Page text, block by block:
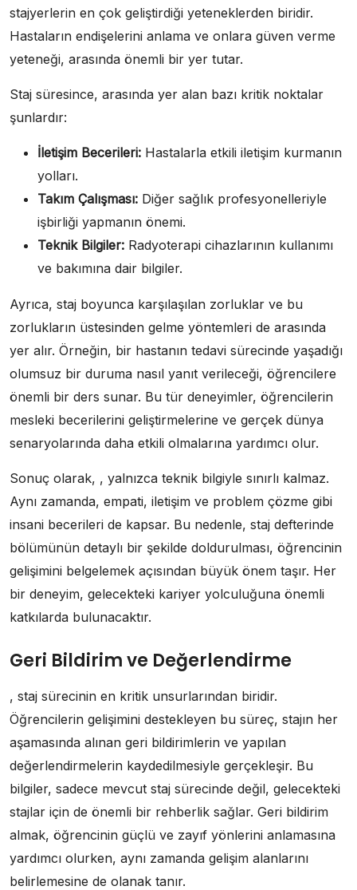
stajyerlerin en çok geliştirdiği yeteneklerden biridir.
Hastaların endişelerini anlama ve onlara güven verme
yeteneği, arasında önemli bir yer tutar.
Staj süresince, arasında yer alan bazı kritik noktalar
şunlardır:
İletişim Becerileri: Hastalarla etkili iletişim kurmanın
yolları.
Takım Çalışması: Diğer sağlık profesyonelleriyle
işbirliği yapmanın önemi.
Teknik Bilgiler: Radyoterapi cihazlarının kullanımı
ve bakımına dair bilgiler.
Ayrıca, staj boyunca karşılaşılan zorluklar ve bu
zorlukların üstesinden gelme yöntemleri de arasında
yer alır. Örneğin, bir hastanın tedavi sürecinde yaşadığı
olumsuz bir duruma nasıl yanıt verileceği, öğrencilere
önemli bir ders sunar. Bu tür deneyimler, öğrencilerin
mesleki becerilerini geliştirmelerine ve gerçek dünya
senaryolarında daha etkili olmalarına yardımcı olur.
Sonuç olarak, , yalnızca teknik bilgiyle sınırlı kalmaz.
Aynı zamanda, empati, iletişim ve problem çözme gibi
insani becerileri de kapsar. Bu nedenle, staj defterinde
bölümünün detaylı bir şekilde doldurulması, öğrencinin
gelişimini belgelemek açısından büyük önem taşır. Her
bir deneyim, gelecekteki kariyer yolculuğuna önemli
katkılarda bulunacaktır.
Geri Bildirim ve Değerlendirme
, staj sürecinin en kritik unsurlarından biridir.
Öğrencilerin gelişimini destekleyen bu süreç, stajın her
aşamasında alınan geri bildirimlerin ve yapılan
değerlendirmelerin kaydedilmesiyle gerçekleşir. Bu
bilgiler, sadece mevcut staj sürecinde değil, gelecekteki
stajlar için de önemli bir rehberlik sağlar. Geri bildirim
almak, öğrencinin güçlü ve zayıf yönlerini anlamasına
yardımcı olurken, aynı zamanda gelişim alanlarını
belirlemesine de olanak tanır.